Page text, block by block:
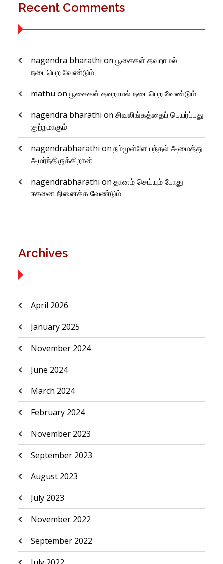
Recent Comments
nagendra bharathi on பூசைகள் தவறாமல்
நடைபெற வேண்டும்
mathu on பூசைகள் தவறாமல் நடைபெற வேண்டும்
nagendra bharathi on சிவலிங்கத்தைப் பெயர்ப்பது
குற்றமாகும்
nagendrabharathi on நம்முள்ளே பந்தல் அமைத்து
அமர்ந்திருக்கிறான்
nagendrabharathi on தானம் செய்யும் போது
ஈசனை நினைக்க வேண்டும்
Archives
April 2026
January 2025
November 2024
June 2024
March 2024
February 2024
November 2023
September 2023
August 2023
July 2023
November 2022
September 2022